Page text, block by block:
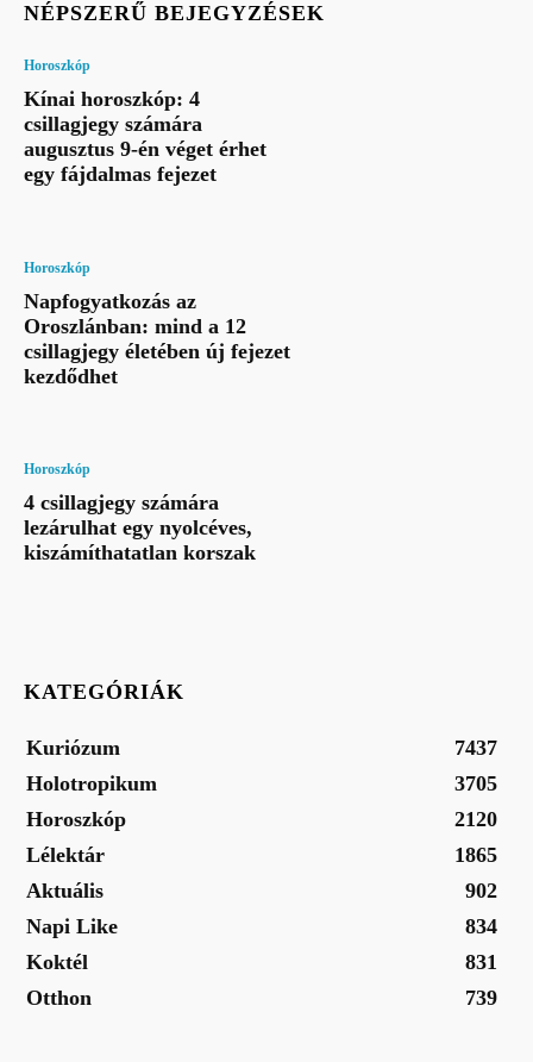
NÉPSZERŰ BEJEGYZÉSEK
Horoszkóp
Kínai horoszkóp: 4
csillagjegy számára
augusztus 9-én véget érhet
egy fájdalmas fejezet
Horoszkóp
Napfogyatkozás az
Oroszlánban: mind a 12
csillagjegy életében új fejezet
kezdődhet
Horoszkóp
4 csillagjegy számára
lezárulhat egy nyolcéves,
kiszámíthatatlan korszak
KATEGÓRIÁK
Kuriózum
7437
Holotropikum
3705
Horoszkóp
2120
Lélektár
1865
Aktuális
902
Napi Like
834
Koktél
831
Otthon
739